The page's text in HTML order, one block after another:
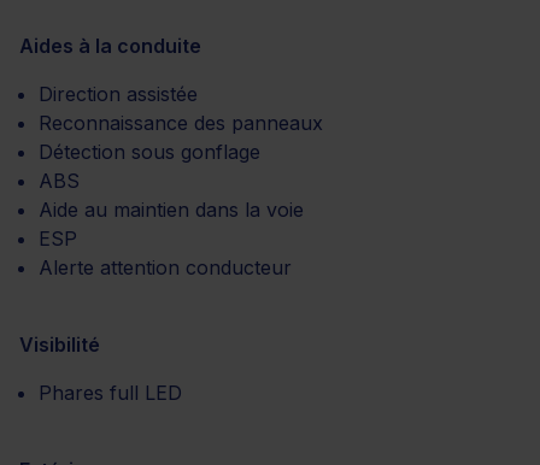
Aides à la conduite
Direction assistée
Reconnaissance des panneaux
Détection sous gonflage
ABS
Aide au maintien dans la voie
ESP
Alerte attention conducteur
Visibilité
Phares full LED